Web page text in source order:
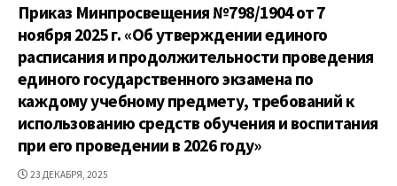
Приказ Минпросвещения №798/1904 от 7
ноября 2025 г. «Об утверждении единого
расписания и продолжительности проведения
единого государственного экзамена по
каждому учебному предмету, требований к
использованию средств обучения и воспитания
при его проведении в 2026 году»
ДАТА
23 ДЕКАБРЯ, 2025